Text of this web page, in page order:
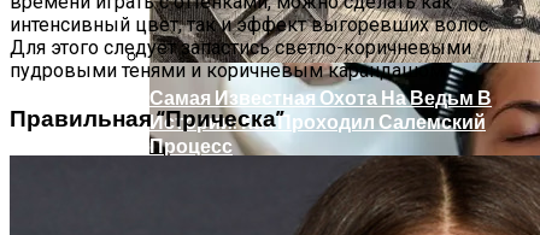
Самая Известная Охота На Ведьм В
Истории: Как Проходил Салемский
Процесс
интенсивный цвет, так и эффект выгоревших волос.
Для этого следует запастись светло-коричневыми
пудровыми тенями и коричневым карандашом.
Правильная “прическа”